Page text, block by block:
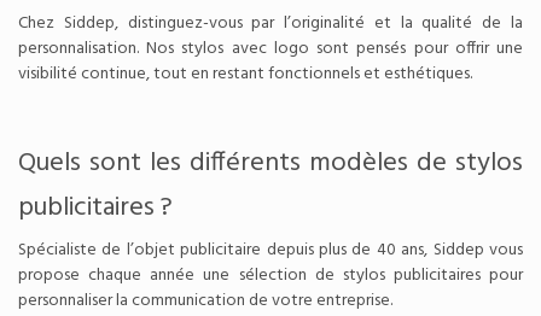
Chez Siddep, distinguez-vous par l’originalité et la qualité de la
personnalisation. Nos stylos avec logo sont pensés pour offrir une
visibilité continue, tout en restant fonctionnels et esthétiques.
Quels sont les différents modèles de stylos
publicitaires ?
Spécialiste de l’objet publicitaire depuis plus de 40 ans, Siddep vous
propose chaque année une sélection de stylos publicitaires pour
personnaliser la communication de votre entreprise.